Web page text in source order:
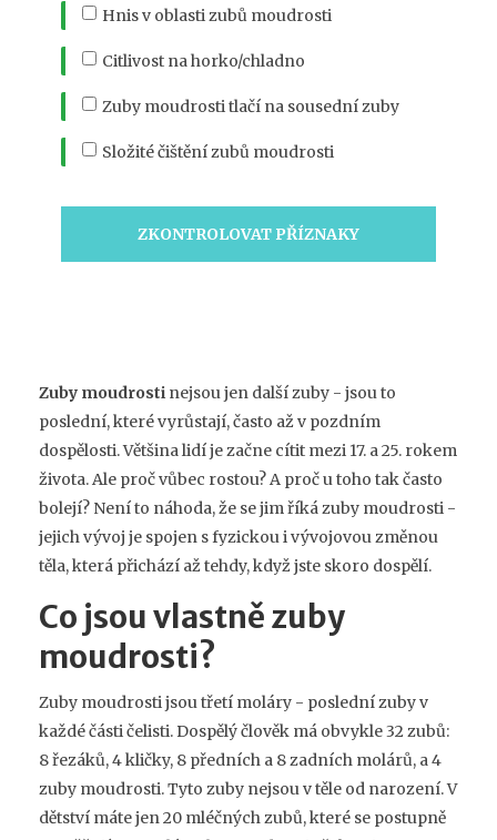
Hnis v oblasti zubů moudrosti
Citlivost na horko/chladno
Zuby moudrosti tlačí na sousední zuby
Složité čištění zubů moudrosti
ZKONTROLOVAT PŘÍZNAKY
Zuby moudrosti nejsou jen další zuby - jsou to
poslední, které vyrůstají, často až v pozdním
dospělosti. Většina lidí je začne cítit mezi 17. a 25. rokem
života. Ale proč vůbec rostou? A proč u toho tak často
bolejí? Není to náhoda, že se jim říká zuby moudrosti -
jejich vývoj je spojen s fyzickou i vývojovou změnou
těla, která přichází až tehdy, když jste skoro dospělí.
Co jsou vlastně zuby
moudrosti?
Zuby moudrosti jsou třetí moláry - poslední zuby v
každé části čelisti. Dospělý člověk má obvykle 32 zubů:
8 řezáků, 4 kličky, 8 předních a 8 zadních molárů, a 4
zuby moudrosti. Tyto zuby nejsou v těle od narození. V
dětství máte jen 20 mléčných zubů, které se postupně